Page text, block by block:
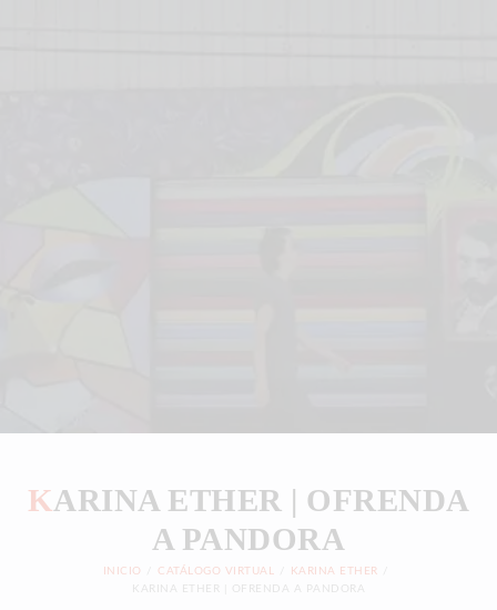
KARINA ETHER | OFRENDA
A PANDORA
INICIO CATÁLOGO VIRTUAL
KARINA ETHER
KARINA ETHER | OFRENDA A PANDORA